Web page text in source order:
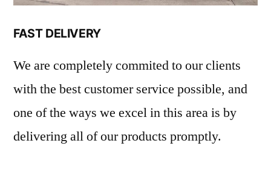
FAST DELIVERY
We are completely commited to our clients
with the best customer service possible, and
one of the ways we excel in this area is by
delivering all of our products promptly.